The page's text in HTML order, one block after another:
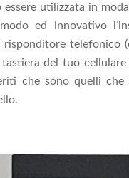
essere utilizzata in
ed innovativo
risponditore telefonico
del tuo
che sono quelli